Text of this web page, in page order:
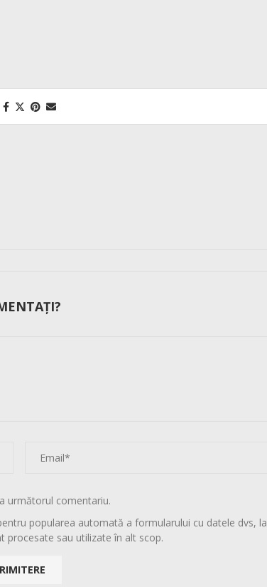
următorul comentariu.
popularea automată a formularului cu datele dvs, la
procesate sau utilizate în alt scop.